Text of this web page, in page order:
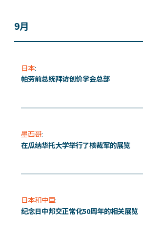
9月
日本:
帕劳前总统拜访创价学会总部
墨西哥:
在瓜纳华托大学举行了核裁军的展览
日本和中国:
纪念日中邦交正常化50周年的相关展览